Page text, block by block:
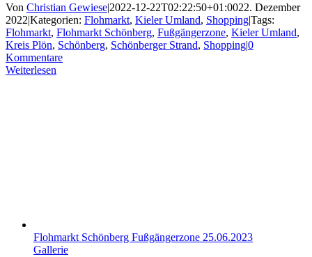
Von Christian Gewiese|2022-12-22T02:22:50+01:0022. Dezember
2022|Kategorien: Flohmarkt, Kieler Umland, Shopping|Tags:
Flohmarkt, Flohmarkt Schönberg, Fußgängerzone, Kieler Umland,
Kreis Plön, Schönberg, Schönberger Strand, Shopping|0
Kommentare
Weiterlesen
Flohmarkt Schönberg Fußgängerzone 25.06.2023
Gallerie